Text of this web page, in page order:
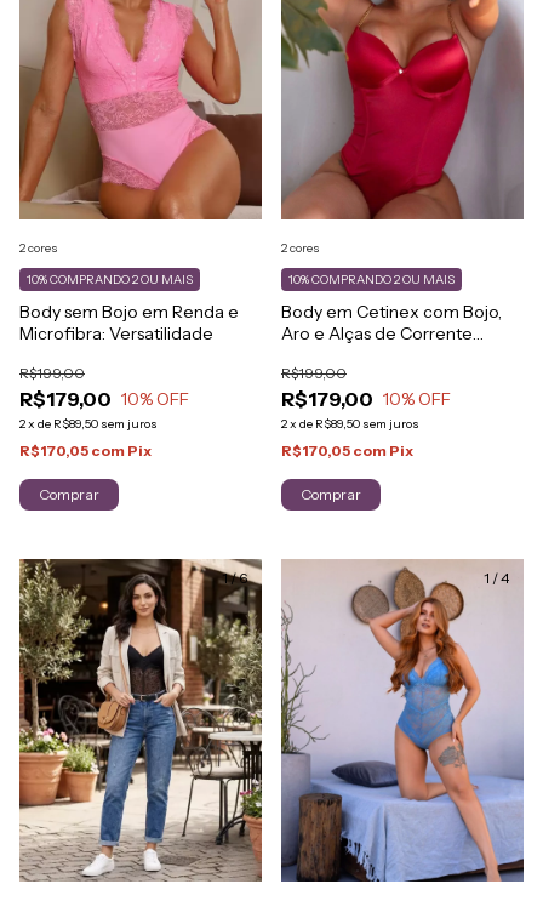
Body sem Bojo em Renda e
Microfibra: Versatilidade
R$179,00
R$199,00
10% OFF
2x de R$89,50 sem juros
10%COMPRANDO 2 OU MAIS
R$170,05 com Pix
2 cores
Comprar
Body em Cetinex com Bojo,
Aro e Alças de Corrente
R$179,00
R$199,00
10% OFF
2x de R$89,50 sem juros
10%COMPRANDO 2 OU MAIS
R$170,05 com Pix
2 cores
Comprar
1/6 1 /4